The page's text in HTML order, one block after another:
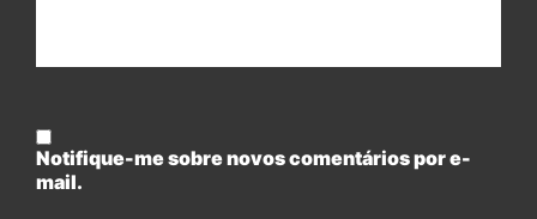
Notifique-me sobre novos comentários por e-
mail.